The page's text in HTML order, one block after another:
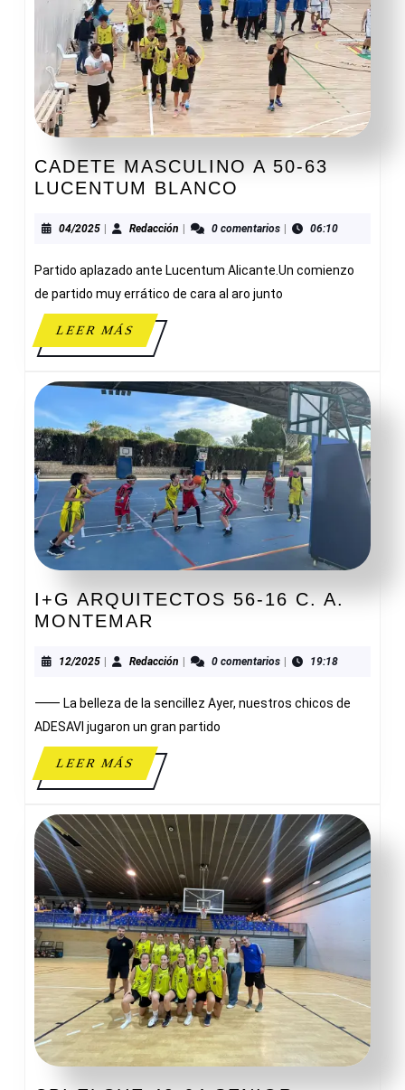
CADETE MASCULINO A 50-63
LUCENTUM BLANCO
A
63
LUCENTUM
04/202504/2025
| Redacción Redacción
| 0 comentarios | 06:10
Partido aplazado ante Lucentum Alicante.Un comienzo
de partido muy errático de cara al aro junto
LEER MÁSLEER
MÁS
I+G ARQUITECTOS 56-16 C. A.
MONTEMAR
56-
C.
A.
MONTEMAR
12/202512/2025
| Redacción Redacción
| 0 comentarios | 19:18
⸻ La belleza de la sencillez Ayer, nuestros chicos de
ADESAVI jugaron un gran partido
LEER MÁSLEER
MÁS